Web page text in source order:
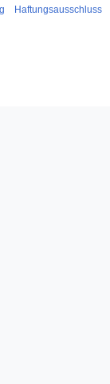
Haftungsausschluss